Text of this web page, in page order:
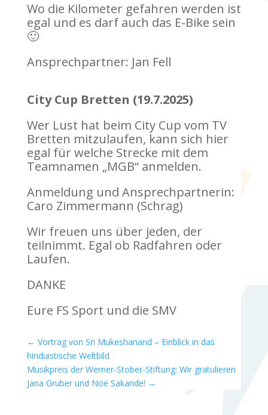
Wo die Kilometer gefahren werden ist
egal und es darf auch das E-Bike sein
🙂
Ansprechpartner: Jan Fell
City Cup Bretten (19.7.2025)
Wer Lust hat beim City Cup vom TV
Bretten mitzulaufen, kann sich hier
egal für welche Strecke mit dem
Teamnamen „MGB“ anmelden.
Anmeldung und Ansprechpartnerin:
Caro Zimmermann (Schrag)
Wir freuen uns über jeden, der
teilnimmt. Egal ob Radfahren oder
Laufen.
DANKE
Eure FS Sport und die SMV
← Vortrag von Sri Mukeshanand – Einblick in das
hinduistische Weltbild
Musikpreis der Werner-Stober-Stiftung: Wir gratulieren
Jana Gruber und Noë Sakande! →